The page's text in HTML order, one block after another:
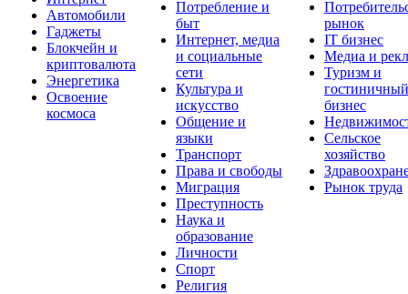
Автомобили
Гаджеты
Блокчейн и
криптовалюта
Энергетика
Освоение
космоса
Потребление и
быт
Интернет, медиа
и социальные
сети
Культура и
искусство
Общение и
языки
Транспорт
Права и свободы
Миграция
Преступность
Наука и
образование
Личности
Спорт
Религия
рынок
IT бизнес
Медиа и
Туризм и
гостиничный
бизнес
Сельское
хозяйство
Рынок труда